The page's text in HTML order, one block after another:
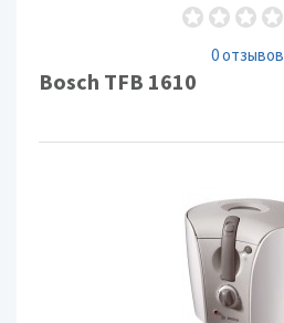
0 отзывов
Bosch TFB 1610